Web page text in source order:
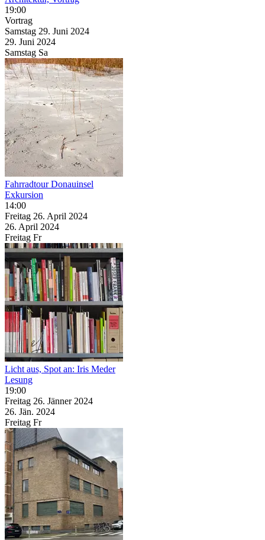
19:00
Vortrag
Samstag 29. Juni 2024
29. Juni 2024
Samstag Sa
Fahrradtour Donauinsel
Exkursion
14:00
Freitag 26. April 2024
26. April 2024
Freitag Fr
Licht aus, Spot an: Iris Meder
Lesung
19:00
Freitag 26. Jänner 2024
26. Jän. 2024
Freitag Fr